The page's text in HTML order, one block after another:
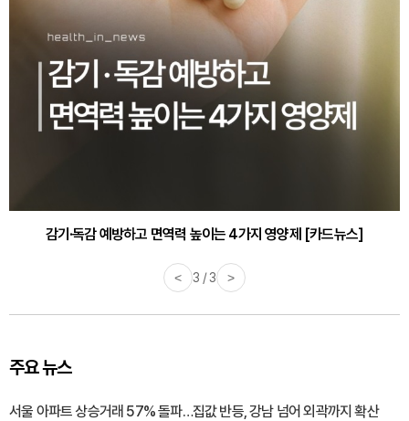
감기·독감 예방하고 면역력 높이는 4가지 영양제 [카드뉴스]
< 3 / 3 >
주요 뉴스
서울 아파트 상승거래 57% 돌파…집값 반등, 강남 넘어 외곽까지 확산